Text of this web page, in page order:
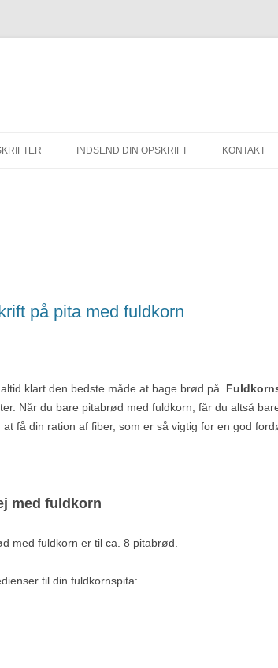
INDSEND DIN OPSKRIFT KONTAKT
på pita med fuldkorn
klart den bedste måde at bage brød på.
Når du bare pitabrød med fuldkorn, får du altså
få din ration af fiber, som er så vigtig for en god
med fuldkorn
med fuldkorn er til ca. 8 pitabrød.
til din fuldkornspita: